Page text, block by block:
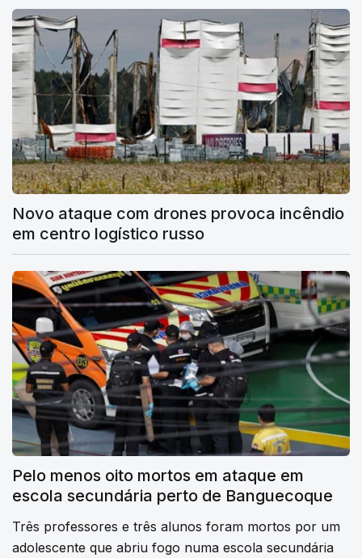
Novo ataque com drones provoca incêndio
em centro logístico russo
Pelo menos oito mortos em ataque em
escola secundária perto de Banguecoque
Três professores e três alunos foram mortos por um
adolescente que abriu fogo numa escola secundária